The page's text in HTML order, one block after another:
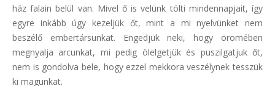
ház falain belül van. Mivel ő is velünk tölti mindennapjait, így
egyre inkább úgy kezeljük őt, mint a mi nyelvünket nem
beszélő embertársunkat. Engedjük neki, hogy örömében
megnyalja arcunkat, mi pedig ölelgetjük és puszilgatjuk őt,
nem is gondolva bele, hogy ezzel mekkora veszélynek tesszük
ki magunkat.